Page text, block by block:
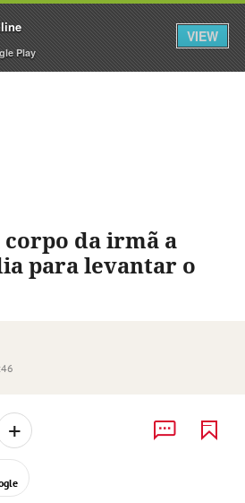
Assine Iniciar Sessão
da irmã a
para levantar o
+
Play
VIEW